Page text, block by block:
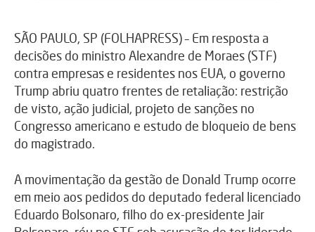
SÃO PAULO, SP (FOLHAPRESS) – Em resposta a
decisões do ministro Alexandre de Moraes (STF)
contra empresas e residentes nos EUA, o governo
Trump abriu quatro frentes de retaliação: restrição
de visto, ação judicial, projeto de sanções no
Congresso americano e estudo de bloqueio de bens
do magistrado.
A movimentação da gestão de Donald Trump ocorre
em meio aos pedidos do deputado federal licenciado
Eduardo Bolsonaro, filho do ex-presidente Jair